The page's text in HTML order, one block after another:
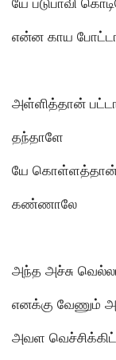
என்ன காய
அள்ளித்தான்
தந்தாளே
யே
கண்ணாலே
அந்த அச்சு
எனக்கு வேணும்
அவள